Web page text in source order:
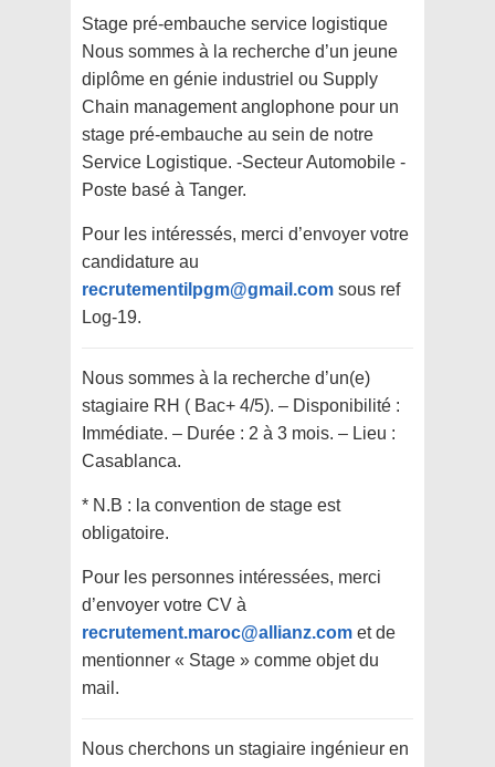
Stage pré-embauche service logistique
Nous sommes à la recherche d’un jeune
diplôme en génie industriel ou Supply
Chain management anglophone pour un
stage pré-embauche au sein de notre
Service Logistique. -Secteur Automobile -
Poste basé à Tanger.
Pour les intéressés, merci d’envoyer votre
candidature au
recrutementilpgm@gmail.com sous ref
Log-19.
Nous sommes à la recherche d’un(e)
stagiaire RH ( Bac+ 4/5). – Disponibilité :
Immédiate. – Durée : 2 à 3 mois. – Lieu :
Casablanca.
* N.B : la convention de stage est
obligatoire.
Pour les personnes intéressées, merci
d’envoyer votre CV à
recrutement.maroc@allianz.com et de
mentionner « Stage » comme objet du
mail.
Nous cherchons un stagiaire ingénieur en